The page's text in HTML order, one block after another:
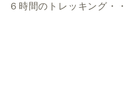
６時間のトレッキング・・